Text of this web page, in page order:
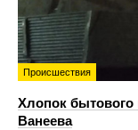
Происшествия
Хлопок бытового
Ванеева